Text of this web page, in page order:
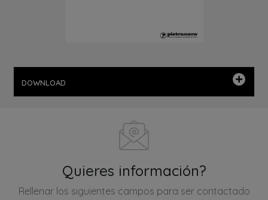
DOWNLOAD
Quieres información?
Rellenar los siguientes campos para ser contactado